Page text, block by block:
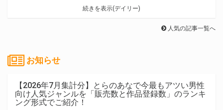
続きを表示(デイリー)
人気の記事一覧へ
お知らせ
【2026年7月集計分】とらのあなで今最もアツい男性
向け人気ジャンルを「販売数と作品登録数」のランキ
ング形式でご紹介！